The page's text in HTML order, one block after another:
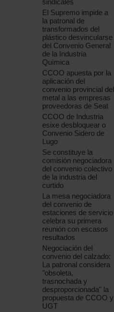
sindicales
El Supremo impide a
la patronal de
transformados del
plástico desvincularse
del Convenio General
de la Industria
Química
CCOO apuesta por la
aplicación del
convenio provincial del
metal a las empresas
proveedoras de Seat
CCOO de Industria
esixe desbloquear o
Convenio Sidero de
Lugo
Se constituye la
comisión negociadora
del convenio colectivo
de la industria del
curtido
La mesa negociadora
del convenio de
estaciones de servicio
celebra su primera
reunión con escasos
resultados
Negociación del
convenio del calzado:
La patronal considera
"obsoleta,
trasnochada y
desproporcionada" la
propuesta de CCOO y
UGT